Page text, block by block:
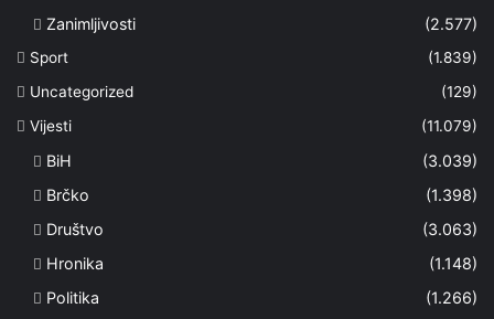
Zanimljivosti
(2.577)
Sport
(1.839)
Uncategorized
(129)
Vijesti
(11.079)
BiH
(3.039)
Brčko
(1.398)
Društvo
(3.063)
Hronika
(1.148)
Politika
(1.266)